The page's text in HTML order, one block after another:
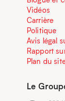
Vidéos
Carrière
Politique
Avis légal
Rapport
Plan du
Le